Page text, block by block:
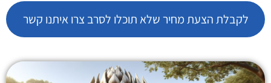
לקבלת הצעת מחיר שלא תוכלו לסרב צרו איתנו קשר